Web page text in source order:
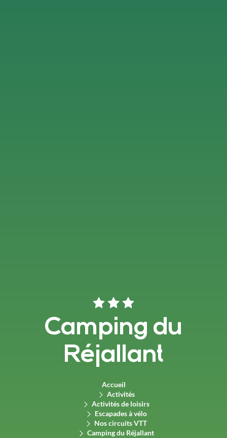
Camping du
Réjallant
Accueil
Activités
Activités de loisirs
Escapades à vélo
Nos circuits VTT
Camping du Réjallant